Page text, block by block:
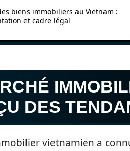
biens immobiliers au Vietnam :
et cadre légal
DES
vietnamien a